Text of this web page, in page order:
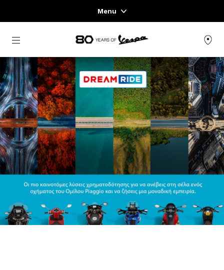
Menu
Home
ΓΚΆΜΑ ΟΧΗΜΆΤΩΝ
ΈΝΔΥΣΗ & LIFESTYLE
ΕΜΠΕΙΡΊΕΣ
CONCEPT STORE
Μετάβαση στο κυρίως περιεχόμενο